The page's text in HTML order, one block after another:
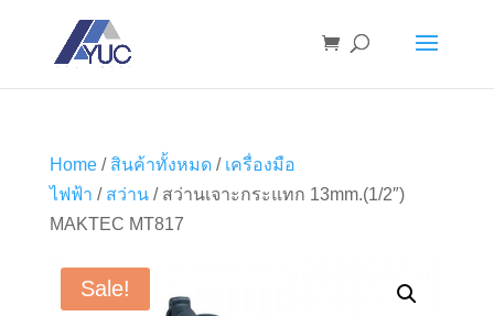
Home/ สินค้าทั้งหมด/ เครื่องมือ
ไฟฟ้า / สว่าน/ สว่านเจาะกระแทก 13mm.(1/2″)
MAKTEC MT817
Sale!